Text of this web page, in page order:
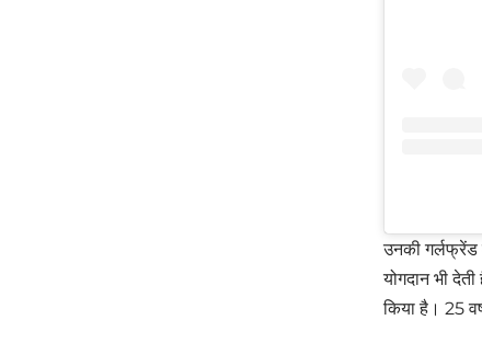
उनकी
योगदान भी
किया है। 25